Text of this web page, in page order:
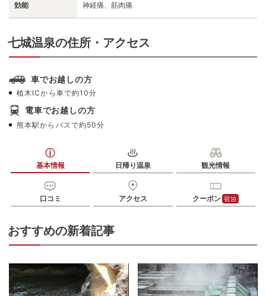
効能 神経痛、筋肉痛
七城温泉の住所・アクセス
車でお越しの方
植木ICから車で約10分
電車でお越しの方
熊本駅からバスで約50分
基本情報 日帰り温泉 観光情報
口コミ アクセス クーポン 宿泊
おすすめの新着記事